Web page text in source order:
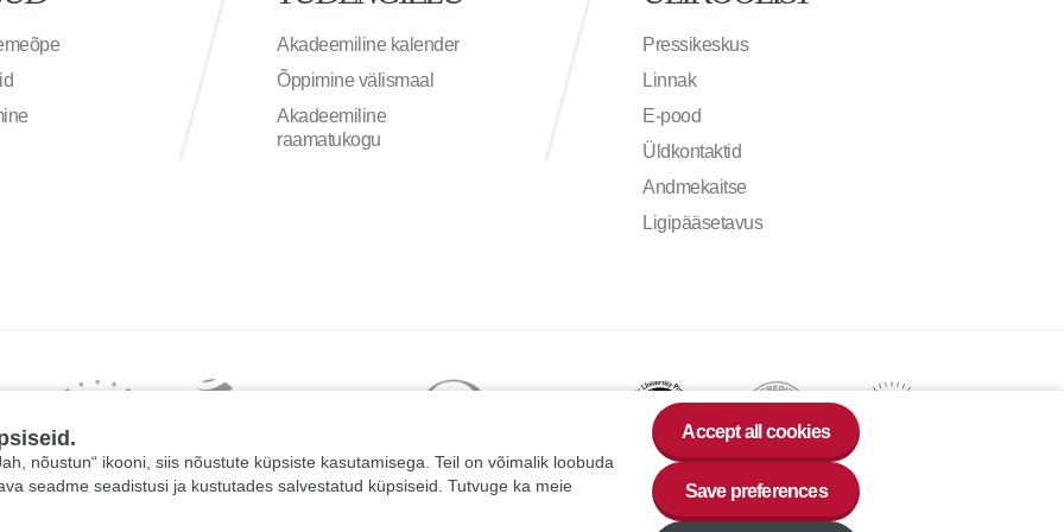
Akadeemiline kalender
Õppimine välismaal
Akadeemiline
raamatukogu
Pressikeskus
Linnak
E-pood
Üldkontaktid
Andmekaitse
Ligipääsetavus
nõustun“ ikooni, siis nõustute küpsiste kasutamisega. Teil on võimalik loobuda
seadme seadistusi ja kustutades salvestatud küpsiseid. Tutvuge ka meie
Accept all cookies
Save preferences